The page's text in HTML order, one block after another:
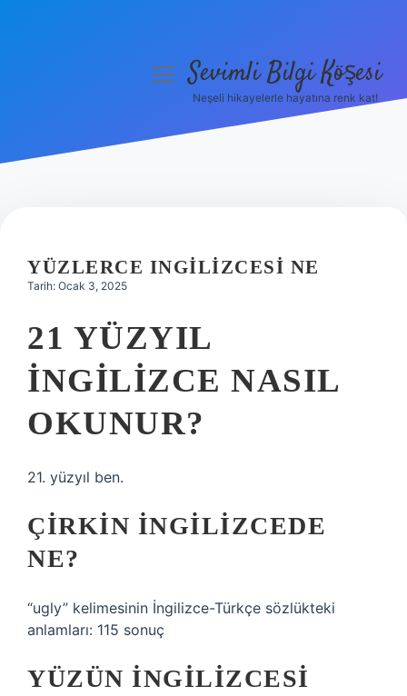
Hakkımızda
menüyüSevimli Bilgi Köşesi
Neşeli hikayelerle hayatına renk kat!
YÜZLERCE INGILIZCESI NE
Tarih: Ocak 3, 2025
21 YÜZYIL
İNGILIZCE NASIL
OKUNUR?
21. yüzyıl ben.
ÇIRKIN INGILIZCEDE
NE?
“ugly” kelimesinin İngilizce-Türkçe sözlükteki
anlamları: 115 sonuç
YÜZÜN INGILIZCESI